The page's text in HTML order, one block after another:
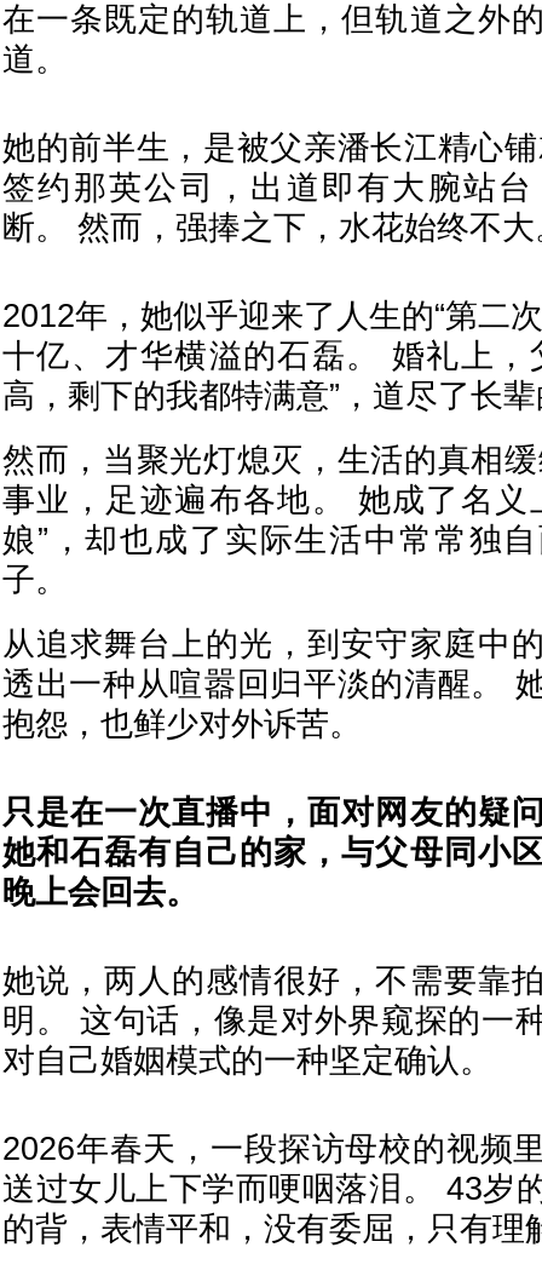
在一条既定的轨道上，但轨道之外
道。
她的前半生，是被父亲潘长江精心
签约那英公司，出道即有大腕站
断。 然而，强捧之下，水花始终不大
2012年，她似乎迎来了人生的“第二
十亿、才华横溢的石磊。 婚礼上，
高，剩下的我都特满意”，道尽了长
然而，当聚光灯熄灭，生活的真相
事业，足迹遍布各地。 她成了名义
娘”，却也成了实际生活中常常独
子。
从追求舞台上的光，到安守家庭中
透出一种从喧嚣回归平淡的清醒。
抱怨，也鲜少对外诉苦。
只是在一次直播中，面对网友的疑
她和石磊有自己的家，与父母同小
晚上会回去。
她说，两人的感情很好，不需要靠
明。 这句话，像是对外界窥探的一
对自己婚姻模式的一种坚定确认。
2026年春天，一段探访母校的视频
送过女儿上下学而哽咽落泪。 43岁
的背，表情平和，没有委屈，只有理